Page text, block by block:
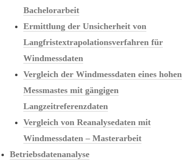
Bachelorarbeit
Ermittlung der Unsicherheit von
Langfristextrapolationsverfahren für
Windmessdaten
Vergleich der Windmessdaten eines hohen
Messmastes mit gängigen
Langzeitreferenzdaten
Vergleich von Reanalysedaten mit
Windmessdaten – Masterarbeit
Betriebsdatenanalyse